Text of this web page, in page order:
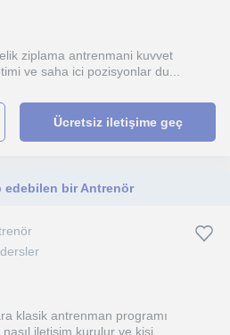
ziplama antrenmani kuvvet
ve saha ici pozisyonlar du...
Ücretsiz iletişime geç
edebilen bir Antrenör
klasik antrenman programı
iletişim kurulur ve kişi...